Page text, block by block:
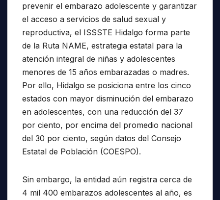
prevenir el embarazo adolescente y garantizar
el acceso a servicios de salud sexual y
reproductiva, el ISSSTE Hidalgo forma parte
de la Ruta NAME, estrategia estatal para la
atención integral de niñas y adolescentes
menores de 15 años embarazadas o madres.
Por ello, Hidalgo se posiciona entre los cinco
estados con mayor disminución del embarazo
en adolescentes, con una reducción del 37
por ciento, por encima del promedio nacional
del 30 por ciento, según datos del Consejo
Estatal de Población (COESPO).
Sin embargo, la entidad aún registra cerca de
4 mil 400 embarazos adolescentes al año, es